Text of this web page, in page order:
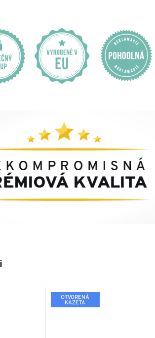
OTVORENÁ
KAZETA